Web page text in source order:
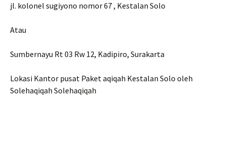
jl. kolonel sugiyono nomor 67 , Kestalan Solo
Atau
Sumbernayu Rt 03 Rw 12, Kadipiro, Surakarta
Lokasi Kantor pusat Paket aqiqah Kestalan Solo oleh
Solehaqiqah Solehaqiqah